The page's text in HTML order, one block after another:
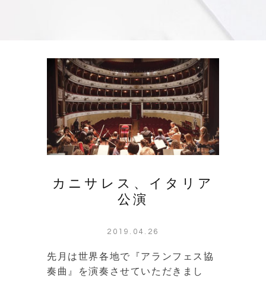
カニサレス、イタリア
公演
2019.04.26
先月は世界各地で『アランフェス協
奏曲』を演奏させていただきまし